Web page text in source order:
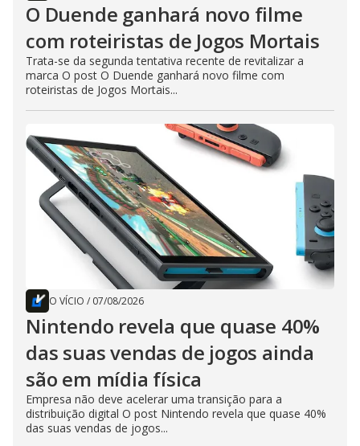
O Duende ganhará novo filme
com roteiristas de Jogos Mortais
Trata-se da segunda tentativa recente de revitalizar a
marca O post O Duende ganhará novo filme com
roteiristas de Jogos Mortais...
O VÍCIO / 07/08/2026
Nintendo revela que quase 40%
das suas vendas de jogos ainda
são em mídia física
Empresa não deve acelerar uma transição para a
distribuição digital O post Nintendo revela que quase 40%
das suas vendas de jogos...